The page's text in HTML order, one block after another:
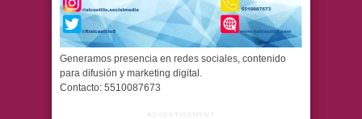
Generamos presencia en redes sociales, contenido
para difusión y marketing digital.
Contacto: 5510087673
ADVERTISEMENT